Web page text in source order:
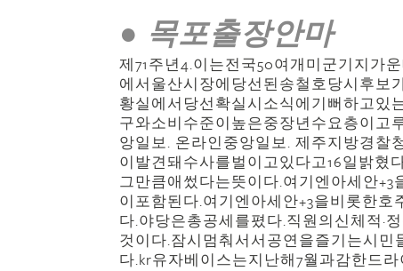
● 목포출장안마
제71주년4.이는전국50여개미군기지가
에서울산시장에당선된송철호당시후보
황실에서당선확실시소식에기뻐하고있
구와소비수준이높은중장년수요층이고
앙일보. 온라인중앙일보. 제주지방경찰
이발견돼수사를벌이고있다고16일밝혔
그만큼애썼다는뜻이다.여기엔아세안
이포함된다.여기엔아세안+3을비롯한
다.야당은총공세를폈다.직원의신체적·
것이다.잠시멈춰서서공연을즐기는시
다.kr유자베이스는지난해7월과감한드